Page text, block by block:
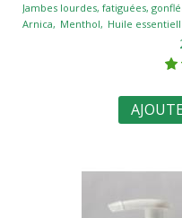
Jambes lourdes, fatiguées,
Arnica
Menthol Huile